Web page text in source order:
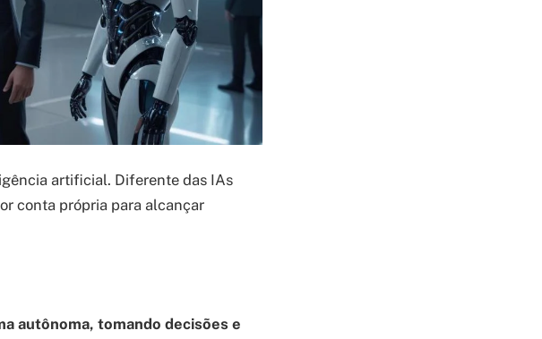
artificial. Diferente das IAs
conta própria para alcançar
autônoma, tomando decisões e